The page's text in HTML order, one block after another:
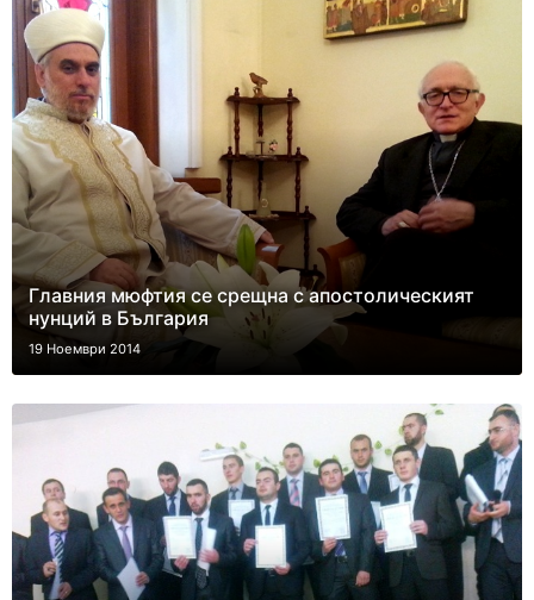
Главния мюфтия се срещна с апостолическият
нунций в България
19 Ноември 2014